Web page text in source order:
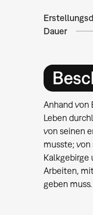
Dauer
Anhand von
Leben
von seinen
musste;
Kalkgebirge
Arbeiten,
geben muss.